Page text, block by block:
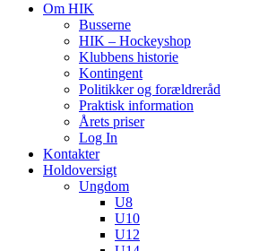
Om HIK
Busserne
HIK – Hockeyshop
Klubbens historie
Kontingent
Politikker og forældreråd
Praktisk information
Årets priser
Log In
Kontakter
Holdoversigt
Ungdom
U8
U10
U12